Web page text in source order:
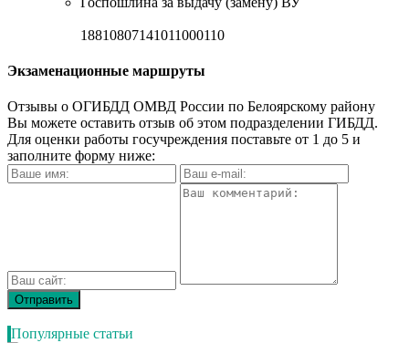
18810807141011000110
Экзаменационные маршруты
Отзывы о ОГИБДД ОМВД России по Белоярскому району
Вы можете оставить отзыв об этом подразделении ГИБДД.
Для оценки работы госучреждения поставьте от 1 до 5 и
заполните форму ниже:
Популярные статьи